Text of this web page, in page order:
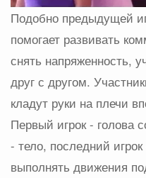
Подобно предыдущей
помогает развивать
снять напряженность,
друг с другом.
кладут руки на плечи
Первый игрок - голова
- тело, последний
выполнять движения